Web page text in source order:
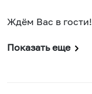
Ждём Вас в гости!
Показать еще